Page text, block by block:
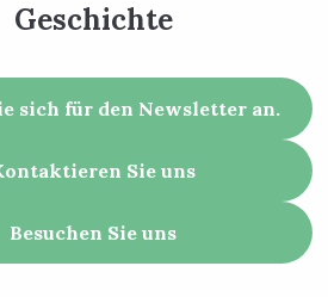
Geschichte
sich für den Newsletter an.
Sie uns
Besuchen Sie uns